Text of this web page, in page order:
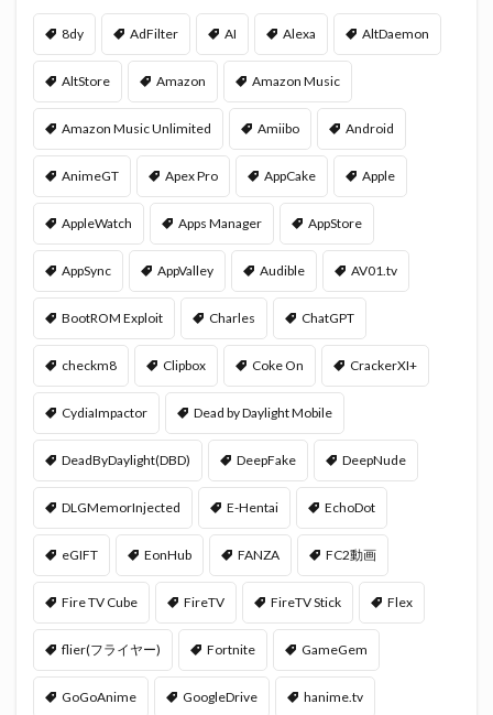
8dy AdFilter AI Alexa AltDaemon
AltStore Amazon Amazon Music
Amazon Music Unlimited Amiibo Android
AnimeGT Apex Pro AppCake Apple
AppleWatch Apps Manager AppStore
AppSync AppValley Audible AV01.tv
BootROM Exploit Charles ChatGPT
checkm8 Clipbox Coke On CrackerXI+
CydiaImpactor Dead by Daylight Mobile
DeadByDaylight(DBD) DeepFake DeepNude
DLGMemorInjected E-Hentai EchoDot
eGIFT EonHub FANZA FC2動画
Fire TV Cube FireTV FireTV Stick Flex
flier(フライヤー) Fortnite GameGem
GoGoAnime GoogleDrive hanime.tv